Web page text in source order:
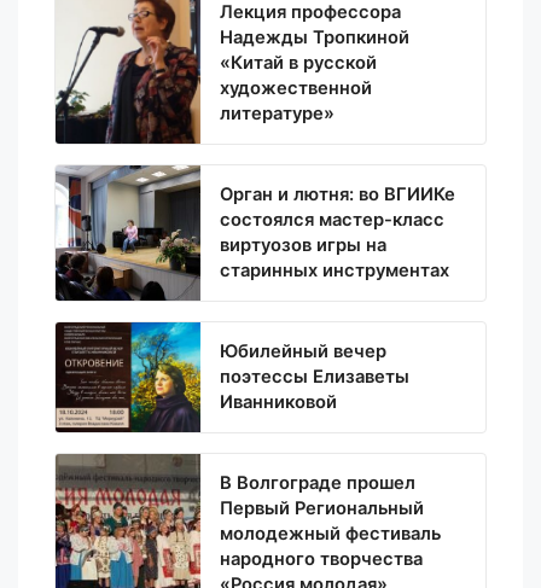
Лекция профессора
Надежды Тропкиной
«Китай в русской
художественной
литературе»
Орган и лютня: во ВГИИКе
состоялся мастер-класс
виртуозов игры на
старинных инструментах
Юбилейный вечер
поэтессы Елизаветы
Иванниковой
В Волгограде прошел
Первый Региональный
молодежный фестиваль
народного творчества